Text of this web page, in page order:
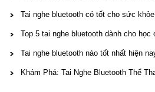
Tai nghe bluetooth có tốt cho sức
Top 5 tai nghe bluetooth dành cho học
Tai nghe bluetooth nào tốt nhất hiện
Khám Phá: Tai Nghe Bluetooth Thể